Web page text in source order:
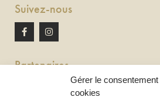
Gérer le consentement
cookies
Suivez-nous
Partenaires
Newton discomobile